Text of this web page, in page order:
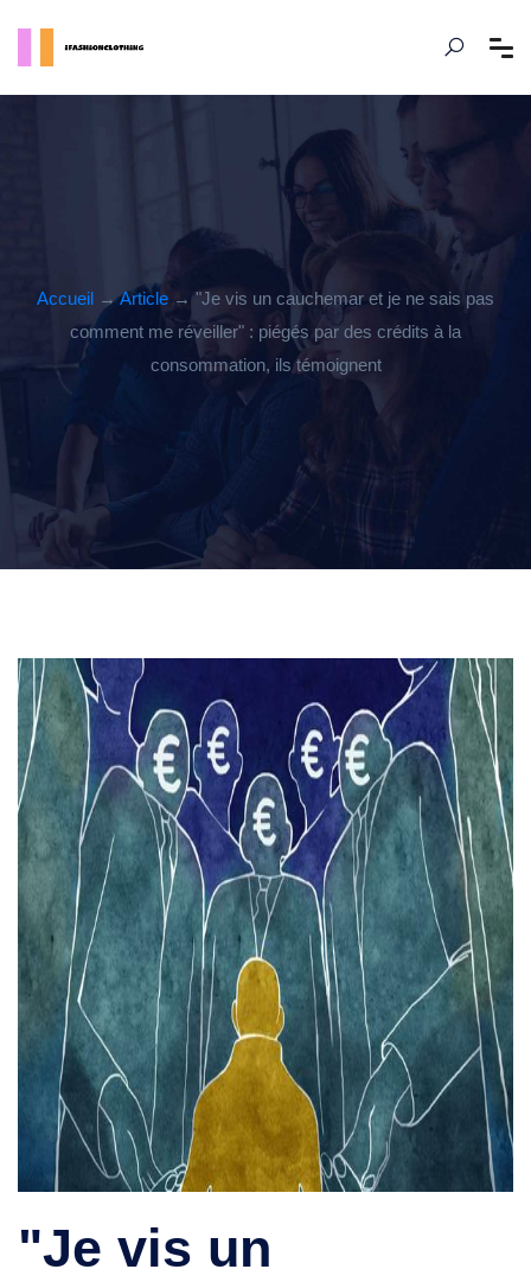
Accueil →Article → "Je vis un cauchemar et je ne sais pas
comment me réveiller" : piégés par des crédits à la
consommation, ils témoignent
"Je vis un